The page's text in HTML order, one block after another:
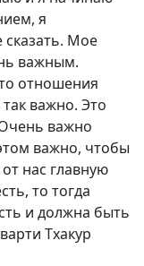
я
Мое
важным.
отношения
важно. Это
важно
важно, чтобы
нас главную
то тогда
и должна быть
Тхакур